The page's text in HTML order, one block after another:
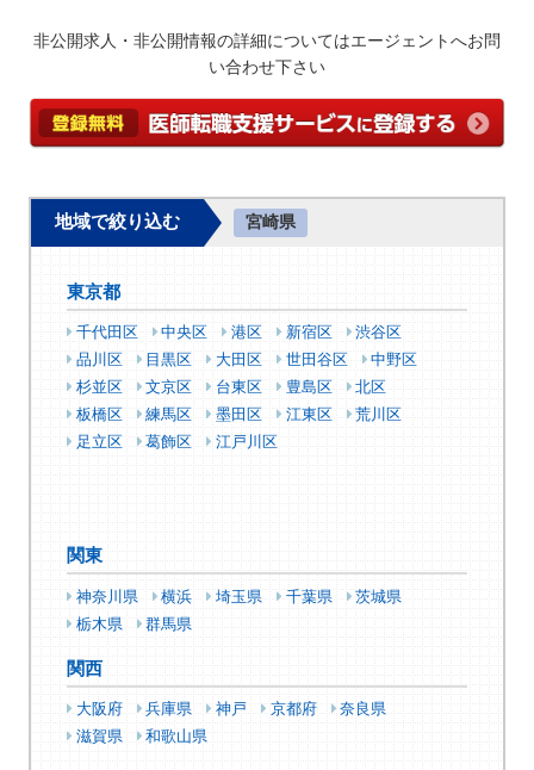
非公開求人・非公開情報の詳細についてはエージェントへお問
い合わせ下さい
地域で絞り込む 宮崎県
東京都
千代田区 中央区 港区 新宿区
渋谷区
品川区
目黒区 大田区 世田谷区
中野区
杉並区
文京区 台東区 豊島区
北区
板橋区
練馬区 墨田区 江東区
荒川区
足立区
葛飾区 江戸川区
関東
神奈川県 横浜 埼玉県 千葉県
茨城県
栃木県
群馬県
関西
大阪府 兵庫県 神戸 京都府
奈良県
滋賀県
和歌山県